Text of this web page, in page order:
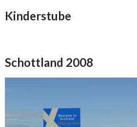
Kinderstube
Schottland 2008